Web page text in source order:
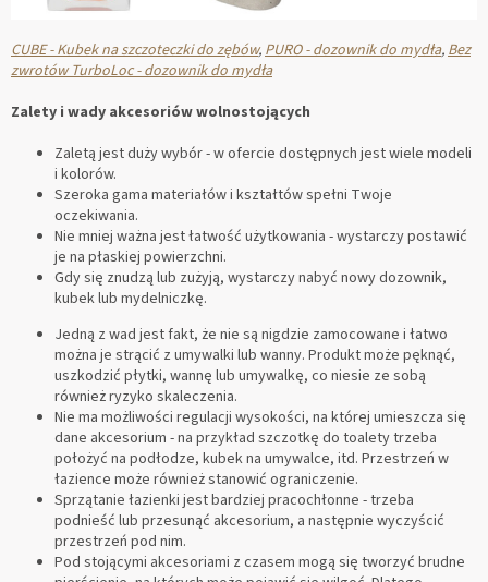
CUBE - Kubek na szczoteczki do zębów, PURO - dozownik do mydła, Bez
zwrotów TurboLoc - dozownik do mydła
Zalety i wady akcesoriów wolnostojących
Zaletą jest duży wybór - w ofercie dostępnych jest wiele modeli
i kolorów.
Szeroka gama materiałów i kształtów spełni Twoje
oczekiwania.
Nie mniej ważna jest łatwość użytkowania - wystarczy postawić
je na płaskiej powierzchni.
Gdy się znudzą lub zużyją, wystarczy nabyć nowy dozownik,
kubek lub mydelniczkę.
Jedną z wad jest fakt, że nie są nigdzie zamocowane i łatwo
można je strącić z umywalki lub wanny. Produkt może pęknąć,
uszkodzić płytki, wannę lub umywalkę, co niesie ze sobą
również ryzyko skaleczenia.
Nie ma możliwości regulacji wysokości, na której umieszcza się
dane akcesorium - na przykład szczotkę do toalety trzeba
położyć na podłodze, kubek na umywalce, itd. Przestrzeń w
łazience może również stanowić ograniczenie.
Sprzątanie łazienki jest bardziej pracochłonne - trzeba
podnieść lub przesunąć akcesorium, a następnie wyczyścić
przestrzeń pod nim.
Pod stojącymi akcesoriami z czasem mogą się tworzyć brudne